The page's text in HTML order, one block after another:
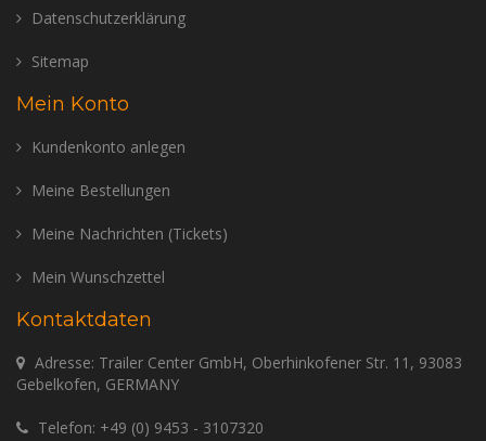
Datenschutzerklärung
Sitemap
Mein Konto
Kundenkonto anlegen
Meine Bestellungen
Meine Nachrichten (Tickets)
Mein Wunschzettel
Kontaktdaten
Adresse: Trailer Center GmbH, Oberhinkofener Str. 11, 93083
Gebelkofen, GERMANY
Telefon: +49 (0) 9453 - 3107320